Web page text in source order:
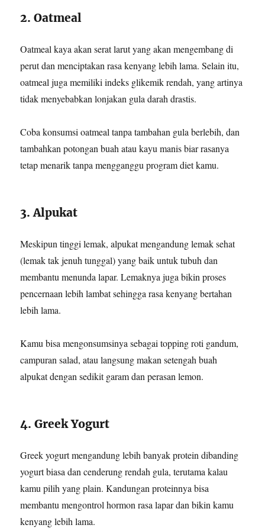
2. Oatmeal
Oatmeal kaya akan serat larut yang akan mengembang di
perut dan menciptakan rasa kenyang lebih lama. Selain itu,
oatmeal juga memiliki indeks glikemik rendah, yang artinya
tidak menyebabkan lonjakan gula darah drastis.
Coba konsumsi oatmeal tanpa tambahan gula berlebih, dan
tambahkan potongan buah atau kayu manis biar rasanya
tetap menarik tanpa mengganggu program diet kamu.
3. Alpukat
Meskipun tinggi lemak, alpukat mengandung lemak sehat
(lemak tak jenuh tunggal) yang baik untuk tubuh dan
membantu menunda lapar. Lemaknya juga bikin proses
pencernaan lebih lambat sehingga rasa kenyang bertahan
lebih lama.
Kamu bisa mengonsumsinya sebagai topping roti gandum,
campuran salad, atau langsung makan setengah buah
alpukat dengan sedikit garam dan perasan lemon.
4. Greek Yogurt
Greek yogurt mengandung lebih banyak protein dibanding
yogurt biasa dan cenderung rendah gula, terutama kalau
kamu pilih yang plain. Kandungan proteinnya bisa
membantu mengontrol hormon rasa lapar dan bikin kamu
kenyang lebih lama.